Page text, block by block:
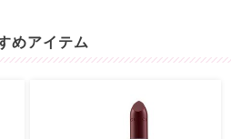
めアイテム